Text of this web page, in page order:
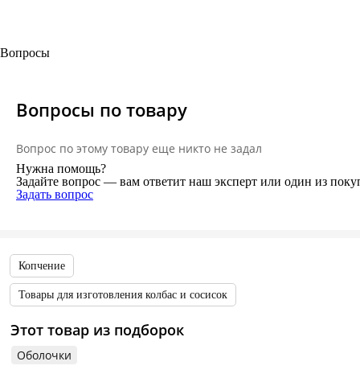
Вопросы
Вопросы по товару
Вопрос по этому товару еще никто не задал
Нужна помощь?
Задайте вопрос — вам ответит наш эксперт или один из
Задать вопрос
Копчение
Товары для изготовления колбас и сосисок
Этот товар из подборок
Оболочки